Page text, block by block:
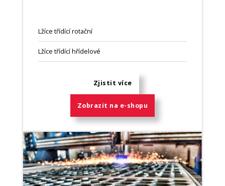
Lžíce třídící rotační
Lžíce třídící hřídelové
Zjistit více
Zobrazit na e-shopu